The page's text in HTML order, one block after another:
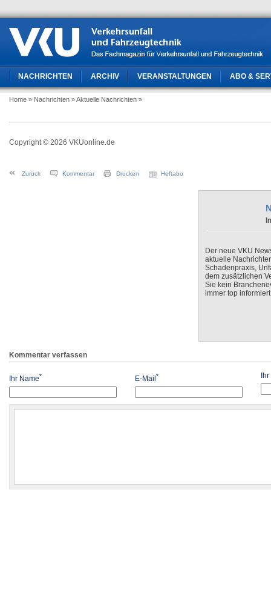
NACHRICHTEN ARCHIV VERANSTALTUNGEN ABO &
Home » Nachrichten » Aktuelle Nachrichten »
Copyright © 2026 VKUonline.de
Zurück Kommentar Drucken Heftabo
Der neue VKU
aktuelle
Schadenpraxis,
dem zusätzlichen
Sie kein
immer top
Kommentar verfassen
Ihr Name* E-Mail *